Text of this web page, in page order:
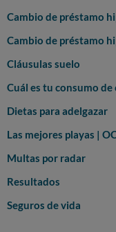
Cambio de préstamo
Cambio de préstamo
Cláusulas suelo
Cuál es tu consumo de
Dietas para adelgazar
Las mejores playas |
Multas por radar
Resultados
Seguros de vida